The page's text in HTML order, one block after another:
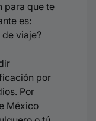
para que te
es:
viaje?
por
Por
México